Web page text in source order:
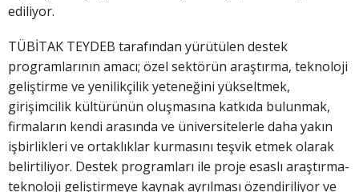
ediliyor.
TÜBİTAK TEYDEB tarafından yürütülen destek
programlarının amacı; özel sektörün araştırma, teknoloji
geliştirme ve yenilikçilik yeteneğini yükseltmek,
girişimcilik kültürünün oluşmasına katkıda bulunmak,
firmaların kendi arasında ve üniversitelerle daha yakın
işbirlikleri ve ortaklıklar kurmasını teşvik etmek olarak
belirtiliyor. Destek programları ile proje esaslı araştırma-
teknoloji geliştirmeye kaynak ayrılması özendiriliyor ve